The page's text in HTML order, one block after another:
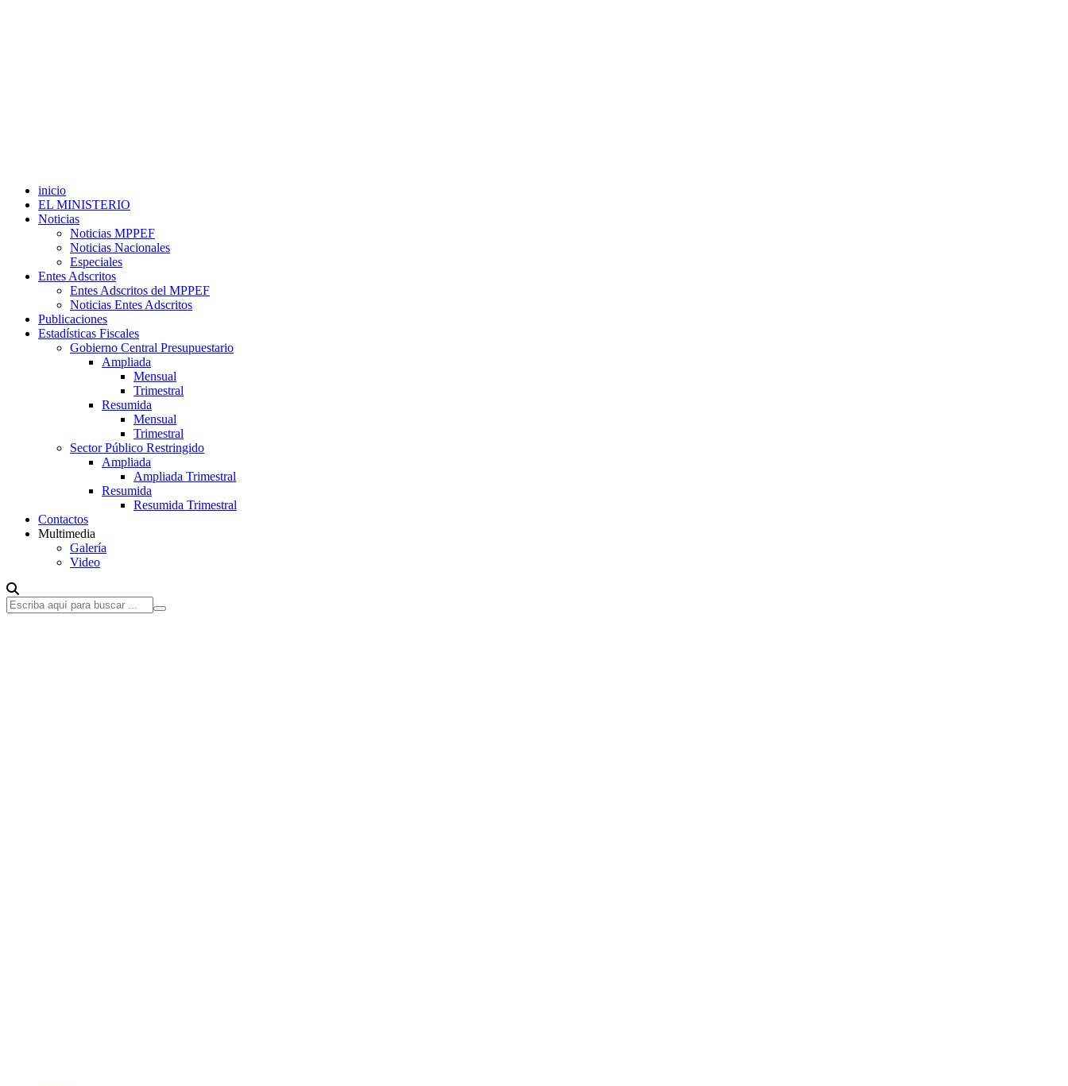
inicio
EL MINISTERIO
Noticias
Noticias MPPEF
Noticias Nacionales
Especiales
Entes Adscritos
Entes Adscritos del MPPEF
Noticias Entes Adscritos
Publicaciones
Estadísticas Fiscales
Gobierno Central Presupuestario
Ampliada
Mensual
Trimestral
Resumida
Mensual
Trimestral
Sector Público Restringido
Ampliada
Ampliada Trimestral
Resumida
Resumida Trimestral
Contactos
Multimedia
Galería
Video